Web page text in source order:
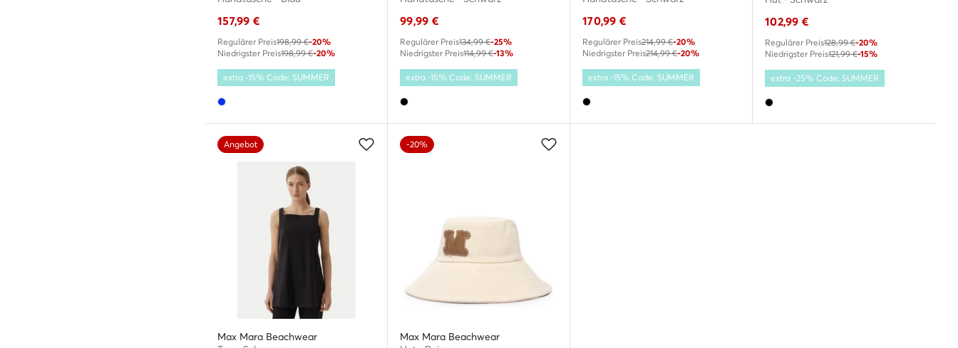
157,99 €
Regulärer Preis198,99 €-20%
Niedrigster Preis198,99 €-20%
extra -15% Code: SUMMER
99,99 €
Regulärer Preis134,99 €-25%
Niedrigster Preis114,99 €-13%
extra -15% Code: SUMMER
170,99 €
Regulärer Preis214,99 €-20%
Niedrigster Preis214,99 €-20%
extra -15% Code: SUMMER
102,99 €
Regulärer Preis128,99 €-20%
Niedrigster Preis121,99 €-15%
extra -25% Code: SUMMER
Angebot
Max Mara Beachwear
-20%
Max Mara Beachwear